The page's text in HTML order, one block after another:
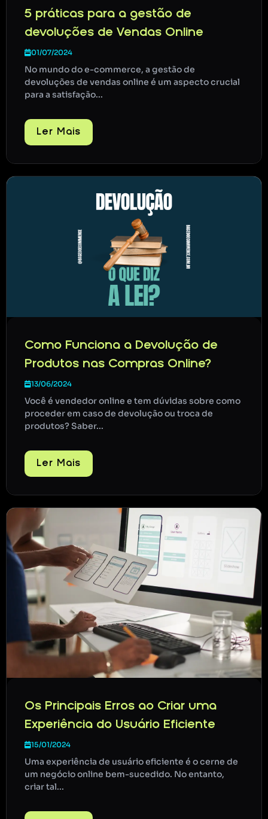
5 práticas para a gestão de
devoluções de Vendas Online
01/07/2024
No mundo do e-commerce, a gestão de
devoluções de vendas online é um aspecto crucial
para a satisfação...
Ler Mais
Como Funciona a Devolução de
Produtos nas Compras Online?
13/06/2024
Você é vendedor online e tem dúvidas sobre como
proceder em caso de devolução ou troca de
produtos? Saber...
Ler Mais
Os Principais Erros ao Criar uma
Experiência do Usuário Eficiente
15/01/2024
Uma experiência de usuário eficiente é o cerne de
um negócio online bem-sucedido. No entanto,
criar tal...